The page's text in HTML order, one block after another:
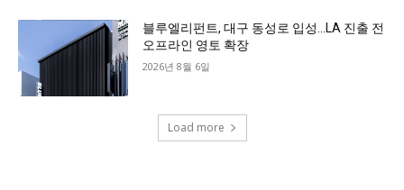
블루엘리펀트, 대구 동성로 입성…LA 진출 전
오프라인 영토 확장
2026년 8월 6일
Load more